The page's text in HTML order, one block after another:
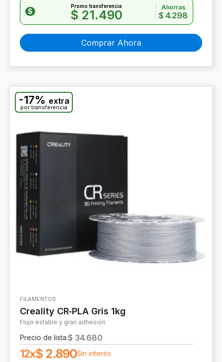
$
Promo transferencia
$21.490
Ahorras
$ 4.298
Comprar Ahora
-17% extra
por transferencia
FILAMENTOS
Creality CR‑PLA Gris 1kg
Flujo estable y gran adhesión
Precio de lista:$ 34.680
12x$2.890Sin interés